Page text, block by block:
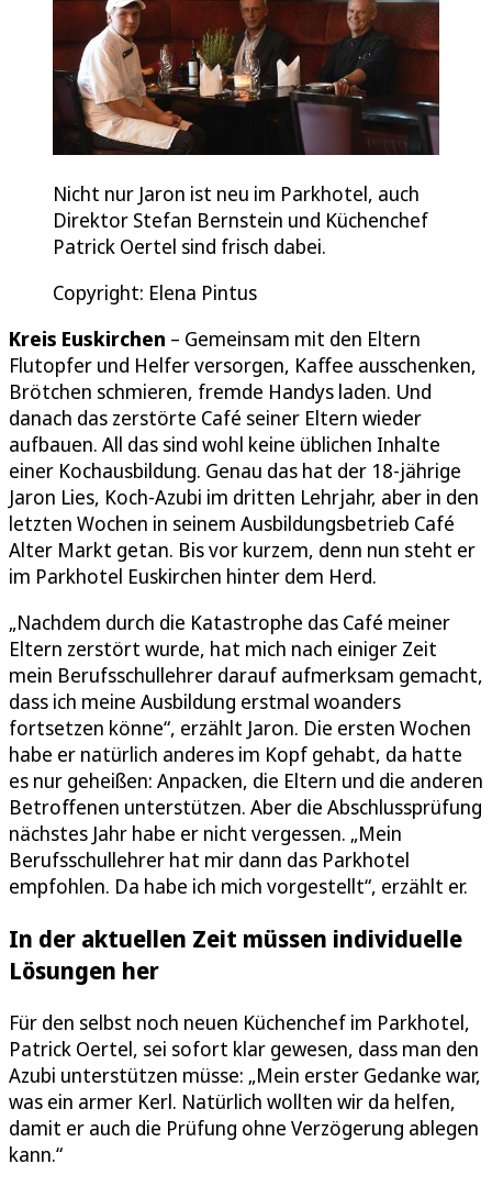
Nicht nur Jaron ist neu im Parkhotel, auch
Direktor Stefan Bernstein und Küchenchef
Patrick Oertel sind frisch dabei.
Copyright: Elena Pintus
Kreis Euskirchen – Gemeinsam mit den Eltern
Flutopfer und Helfer versorgen, Kaffee ausschenken,
Brötchen schmieren, fremde Handys laden. Und
danach das zerstörte Café seiner Eltern wieder
aufbauen. All das sind wohl keine üblichen Inhalte
einer Kochausbildung. Genau das hat der 18-jährige
Jaron Lies, Koch-Azubi im dritten Lehrjahr, aber in den
letzten Wochen in seinem Ausbildungsbetrieb Café
Alter Markt getan. Bis vor kurzem, denn nun steht er
im Parkhotel Euskirchen hinter dem Herd.
„Nachdem durch die Katastrophe das Café meiner
Eltern zerstört wurde, hat mich nach einiger Zeit
mein Berufsschullehrer darauf aufmerksam gemacht,
dass ich meine Ausbildung erstmal woanders
fortsetzen könne“, erzählt Jaron. Die ersten Wochen
habe er natürlich anderes im Kopf gehabt, da hatte
es nur geheißen: Anpacken, die Eltern und die anderen
Betroffenen unterstützen. Aber die Abschlussprüfung
nächstes Jahr habe er nicht vergessen. „Mein
Berufsschullehrer hat mir dann das Parkhotel
empfohlen. Da habe ich mich vorgestellt“, erzählt er.
In der aktuellen Zeit müssen individuelle
Lösungen her
Für den selbst noch neuen Küchenchef im Parkhotel,
Patrick Oertel, sei sofort klar gewesen, dass man den
Azubi unterstützen müsse: „Mein erster Gedanke war,
was ein armer Kerl. Natürlich wollten wir da helfen,
damit er auch die Prüfung ohne Verzögerung ablegen
kann.“